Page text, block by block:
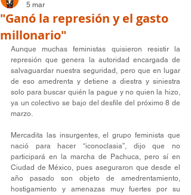
"Ganó la represión y el gasto
millonario"
5 mar
Aunque muchas feministas quisieron resistir la
represión que genera la autoridad encargada de
salvaguardar nuestra seguridad, pero que en lugar
de eso amedrenta y detiene a diestra y siniestra
solo para buscar quién la pague y no quien la hizo,
ya un colectivo se bajo del desfile del próximo 8 de
marzo.
Mercadita las insurgentes, el grupo feminista que
nació para hacer “iconoclasia”, dijo que no
participará en la marcha de Pachuca, pero sí en
Ciudad de México, pues aseguraron que desde el
año pasado son objeto de amedrentamiento,
hostigamiento y amenazas muy fuertes por su